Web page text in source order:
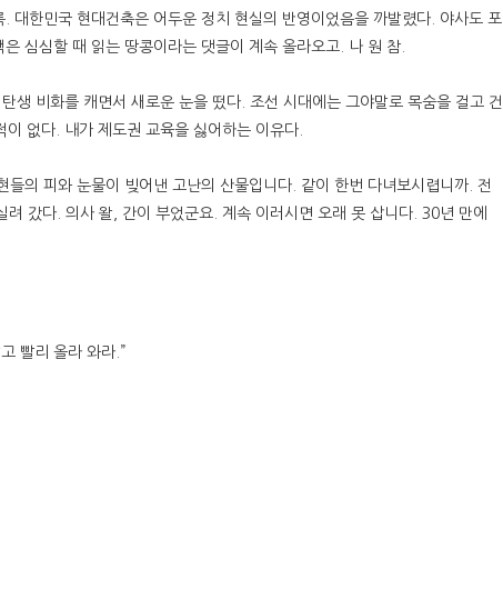
한민국 현대건축은 어두운 정치 현실의 반영이었음을 까발렸다. 야사도 포
심심할 때 읽는 땅콩이라는 댓글이 계속 올라오고. 나 원 참.
생 비화를 캐면서 새로운 눈을 떴다. 조선 시대에는 그야말로 목숨을 걸고 건
없다. 내가 제도권 교육을 싫어하는 이유다.
의 피와 눈물이 빚어낸 고난의 산물입니다. 같이 한번 다녀보시렵니까. 전
갔다. 의사 왈, 간이 부었군요. 계속 이러시면 오래 못 삽니다. 30년 만에
빨리 올라 와라.”